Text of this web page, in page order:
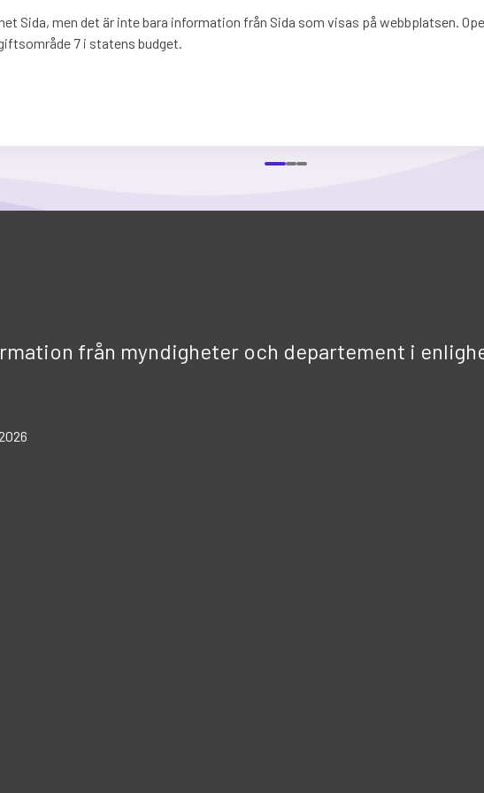
Sida, men det är inte bara information från Sida som visas på webbplatsen.
7 i statens budget.
från myndigheter och departement i